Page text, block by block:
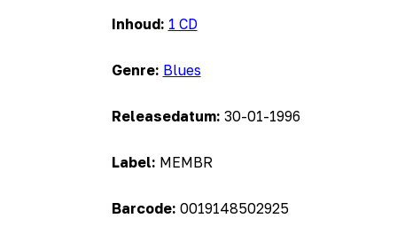
Inhoud: 1 CD
Genre: Blues
Releasedatum: 30-01-1996
Label: MEMBR
Barcode: 0019148502925